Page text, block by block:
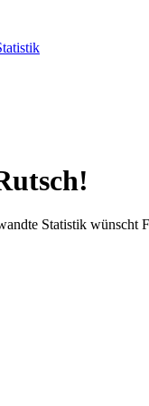
Statistik wünscht